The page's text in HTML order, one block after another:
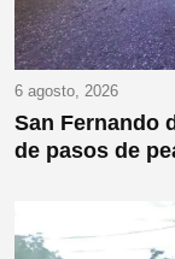
6 agosto, 2026
San Fernando
de pasos de